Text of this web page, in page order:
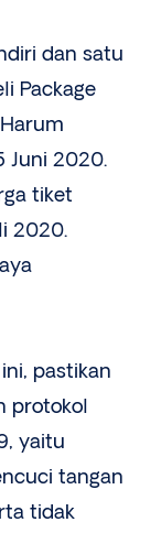
dan satu
Package
Juni 2020.
tiket
2020.
pastikan
protokol
yaitu
tangan
tidak